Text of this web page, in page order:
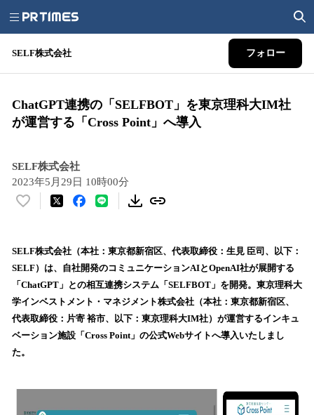
SELF株式会社 フォロー
ChatGPT連携の「SELFBOT」を東京理科大IM社
が運営する「Cross Point」へ導入
SELF株式会社
2023年5月29日 10時00分
い
！
数
を
読
み
込
み
中
SELF株式会社（本社：東京都新宿区、代表取締役：生見 臣司、以下：
SELF）は、自社開発のコミュニケーションAIとOpenAI社が展開する
「ChatGPT」との相互連携システム「SELFBOT」を開発。東京理科大
学インベストメント・マネジメント株式会社（本社：東京都新宿区、
代表取締役：片寄 裕市、以下：東京理科大IM社）が運営するインキュ
ベーション施設「Cross Point」の公式Webサイトへ導入いたしまし
た。